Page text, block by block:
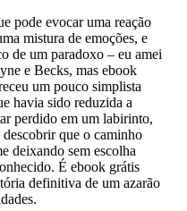
pode evocar uma reação
mistura de emoções, e
de um paradoxo – eu amei
e Becks, mas ebook
um pouco simplista
havia sido reduzida a
perdido em um labirinto,
descobrir que o caminho
deixando sem escolha
É ebook grátis
definitiva de um azarão